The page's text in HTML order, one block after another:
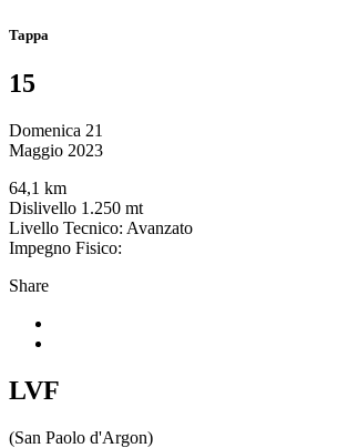
Tappa
15
Domenica 21
Maggio 2023
64,1 km
Dislivello 1.250 mt
Livello Tecnico: Avanzato
Impegno Fisico:
Share
LVF
(San Paolo d'Argon)